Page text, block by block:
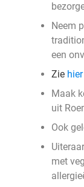
Neem
een
Zie hier
Maak
uit
Ook
met